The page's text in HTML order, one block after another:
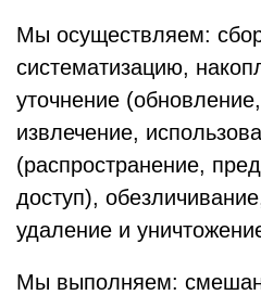
Мы осуществляем:
систематизацию,
уточнение
извлечение,
(распространение,
доступ),
удаление и
Мы выполняем: